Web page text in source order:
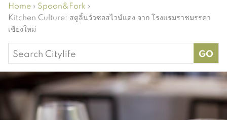
Home › Spoon&Fork ›
Kitchen Culture: สตูลิ้นวัวซอสไวน์แดง จาก โรงแรมราชมรรคา
เชียงใหม่
Search
for: